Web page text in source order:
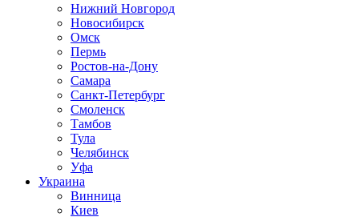
Нижний Новгород
Новосибирск
Омск
Пермь
Ростов-на-Дону
Самара
Санкт-Петербург
Смоленск
Тамбов
Тула
Челябинск
Уфа
Украина
Винница
Киев